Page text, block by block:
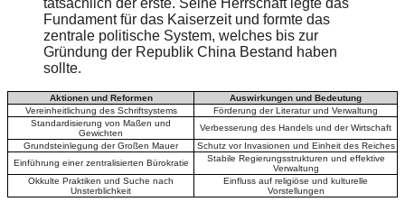
tatsächlich der erste. Seine Herrschaft legte das
Fundament für das Kaiserzeit und formte das
zentrale politische System, welches bis zur
Gründung der Republik China Bestand haben
sollte.
Aktionen und Reformen
Auswirkungen und Bedeutung
Vereinheitlichung des Schriftsystems
Förderung der Literatur und Verwaltung
Standardisierung von Maßen und
Gewichten
Verbesserung des Handels und der Wirtschaft
Grundsteinlegung der Großen Mauer
Schutz vor Invasionen und Einheit des Reiches
Einführung einer zentralisierten Bürokratie
Stabile Regierungsstrukturen und effektive
Verwaltung
Okkulte Praktiken und Suche nach
Unsterblichkeit
Einfluss auf religiöse und kulturelle
Vorstellungen